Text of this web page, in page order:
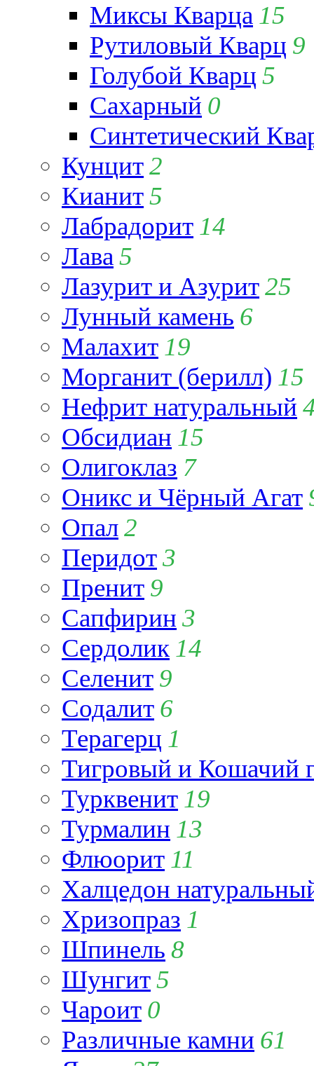
Миксы Кварца 15
Рутиловый Кварц 9
Голубой Кварц 5
Сахарный 0
Синтетический
Кунцит2
Кианит5
Лабрадорит 14
Лава 5
Лазурит и Азурит25
Лунный камень 6
Малахит 19
Морганит (берилл) 15
Нефрит натуральный
Обсидиан 15
Олигоклаз 7
Оникс и Чёрный Агат
Опал2
Перидот3
Пренит 9
Сапфирин 3
Сердолик 14
Селенит 9
Содалит 6
Терагерц 1
Тигровый и Кошачий
Турквенит 19
Турмалин 13
Флюорит 11
Халцедон
Хризопраз 1
Шпинель 8
Шунгит5
Чароит 0
Различные камни 61